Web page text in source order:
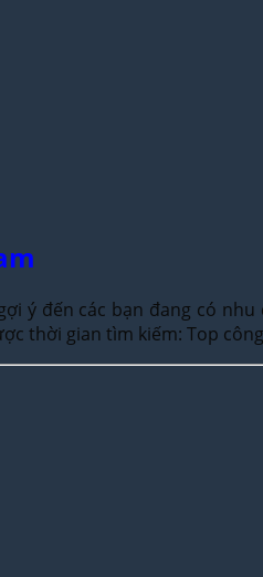
ý đến các bạn đang có
thời gian tìm kiếm: Top